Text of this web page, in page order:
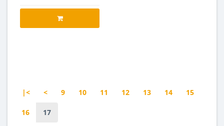
|< < 9 10 11 12 13 14 15
16 17